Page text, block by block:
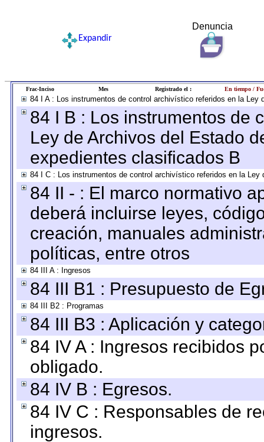
Denuncia
Expandir
Frac-Inciso Mes Registrado el : En tiempo /
84 I A : Los instrumentos de control archivístico referidos en la
84 I B : Los instrumentos de
Ley de Archivos del Estado
expedientes clasificados B
84 I C : Los instrumentos de control archivístico referidos en la
84 II - : El marco normativo
deberá incluirse leyes,
creación, manuales
políticas, entre otros
84 III A : Ingresos
84 III B1 : Presupuesto de
84 III B2 : Programas
84 III B3 : Aplicación y
84 IV A : Ingresos recibidos
obligado.
84 IV B : Egresos.
84 IV C : Responsables de
ingresos.